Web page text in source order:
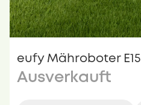
eufy Mähroboter E15
Ausverkauft